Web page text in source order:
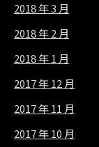
2018 年 3 月
2018 年 2 月
2018 年 1 月
2017 年 12 月
2017 年 11 月
2017 年 10 月